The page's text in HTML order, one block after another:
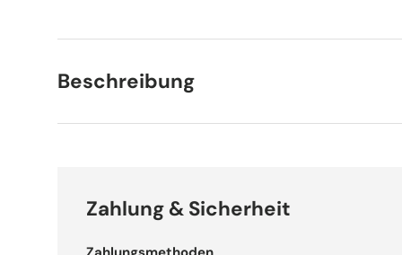
Beschreibung
Zahlung & Sicherheit